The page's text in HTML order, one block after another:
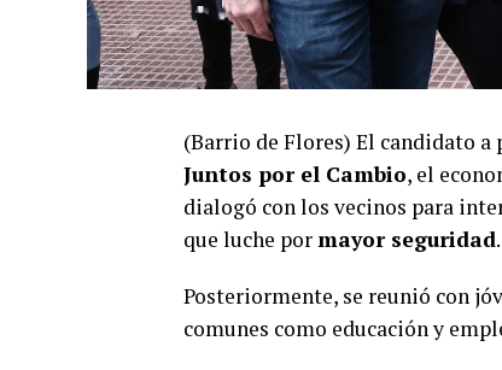
(Barrio de Flores) El candidato
Juntos por el Cambio, el
dialogó con los vecinos para
que luche pormayor seguridad.
Posteriormente, se reunió con
comunes como educación y